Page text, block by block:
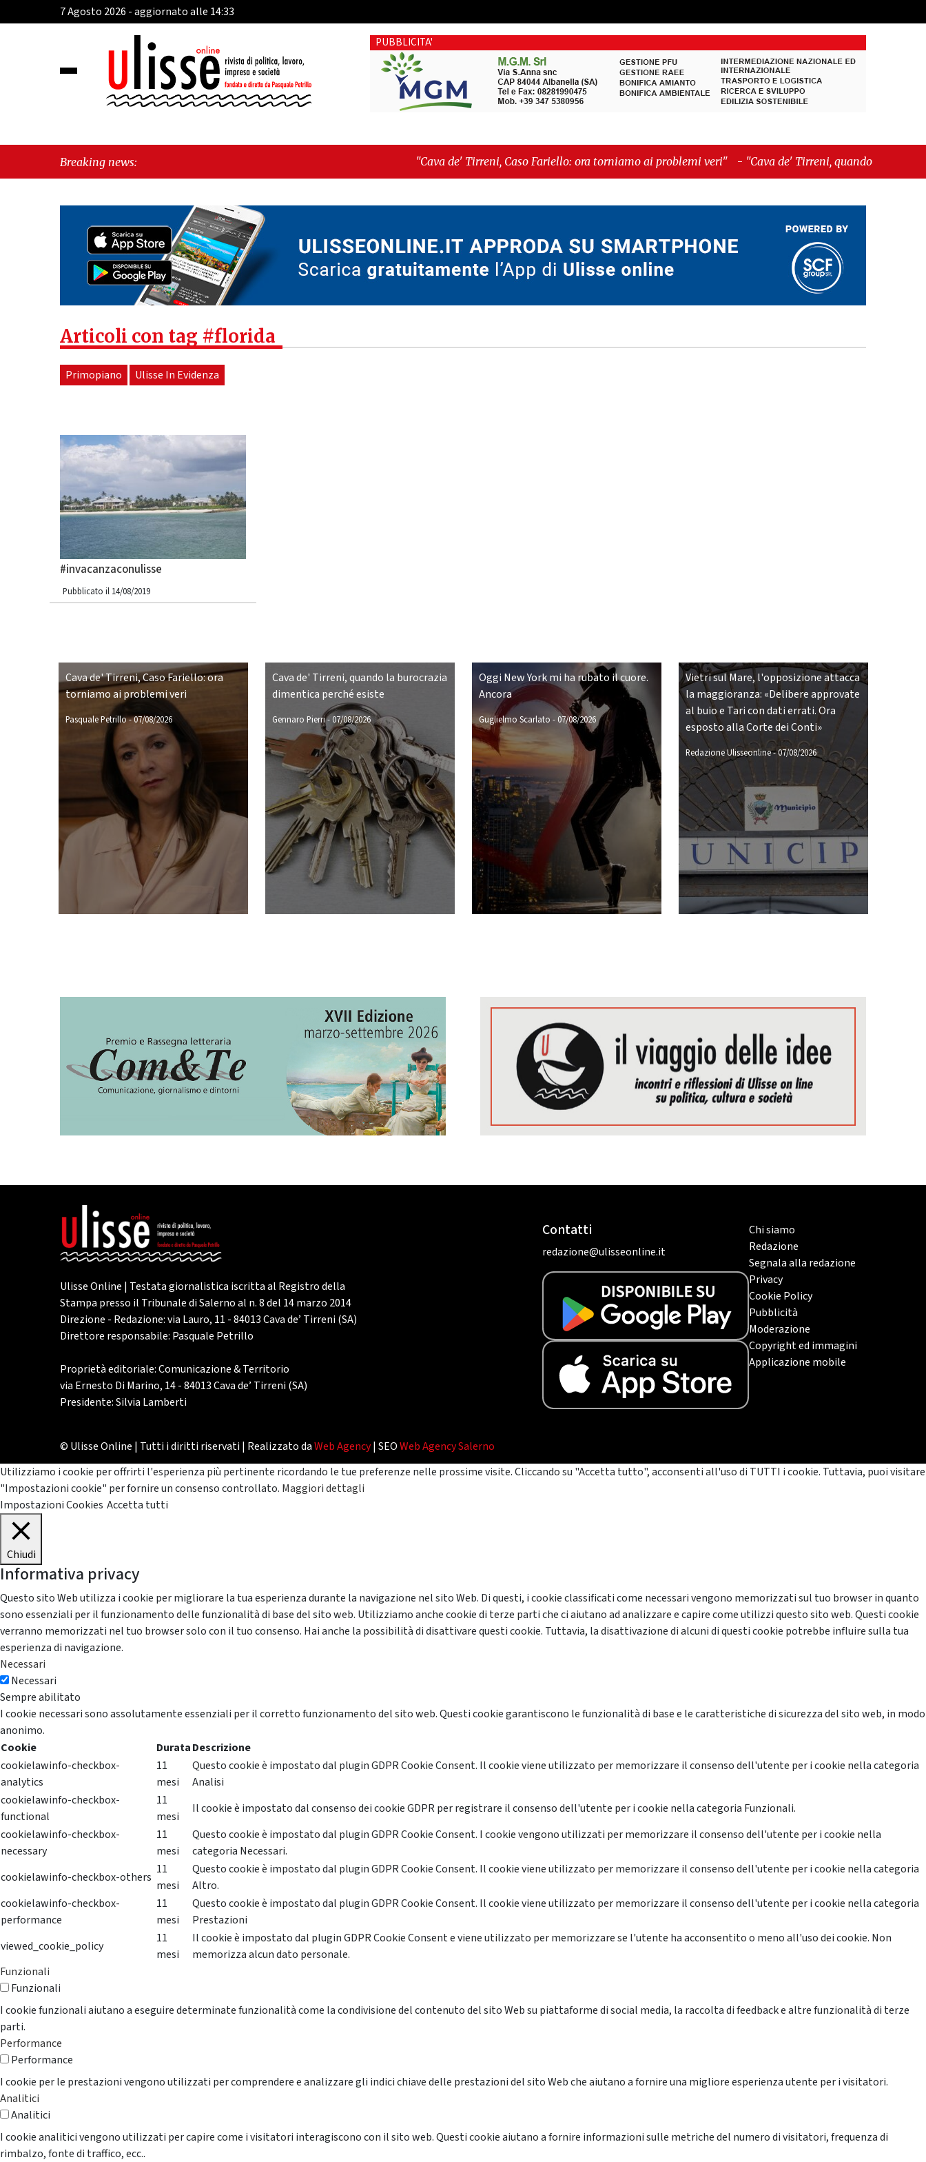
7 Agosto 2026 - aggiornato alle 14:33
PUBBLICITA'
Breaking news: "Cava de' Tirreni, Caso Fariello: ora torniamo ai problemi veri" -"Cava de' Tirreni, quando la burocrazia
dimentica perché esiste"
Articoli con tag #florida
Primopiano Ulisse In Evidenza
#invacanzaconulisse
Pubblicato il 14/08/2019
Cava de' Tirreni, Caso Fariello: ora
torniamo ai problemi veri
Pasquale Petrillo-07/08/2026
Cava de' Tirreni, quando la burocrazia
dimentica perché esiste
Gennaro Pierri- 07/08/2026
Oggi New York mi ha rubato il cuore.
Ancora
Guglielmo Scarlato -07/08/2026
Vietri sul Mare, l'opposizione attacca
la maggioranza: «Delibere approvate
al buio e Tari con dati errati. Ora
esposto alla Corte dei Conti»
Redazione Ulisseonline-07/08/2026
Ulisse Online | Testata giornalistica iscritta al Registro della
Stampa presso il Tribunale di Salerno al n. 8 del 14 marzo 2014
Direzione - Redazione: via Lauro, 11 - 84013 Cava de’ Tirreni (SA)
Direttore responsabile: Pasquale Petrillo
Proprietà editoriale: Comunicazione & Territorio
via Ernesto Di Marino, 14 - 84013 Cava de’ Tirreni (SA)
Presidente: Silvia Lamberti
Contatti
redazione@ulisseonline.it
Chi siamo
Redazione
Segnala alla redazione
Privacy
Cookie Policy
Pubblicità
Moderazione
Copyright ed immagini
Applicazione mobile
© Ulisse Online | Tutti i diritti riservati | Realizzato daWeb Agency| SEOWeb Agency Salerno
Utilizziamo i cookie per offrirti l'esperienza più pertinente ricordando le tue preferenze nelle prossime visite. Cliccando su "Accetta tutto", acconsenti all'uso di TUTTI i cookie. Tuttavia, puoi visitare
"Impostazioni cookie" per fornire un consenso controllato. Maggiori dettagli
Impostazioni Cookies Accetta tutti
Chiudi
Informativa privacy
Questo sito Web utilizza i cookie per migliorare la tua esperienza durante la navigazione nel sito Web. Di questi, i cookie classificati come necessari vengono memorizzati sul tuo browser in quanto
sono essenziali per il funzionamento delle funzionalità di base del sito web. Utilizziamo anche cookie di terze parti che ci aiutano ad analizzare e capire come utilizzi questo sito web. Questi cookie
verranno memorizzati nel tuo browser solo con il tuo consenso. Hai anche la possibilità di disattivare questi cookie. Tuttavia, la disattivazione di alcuni di questi cookie potrebbe influire sulla tua
esperienza di navigazione.
Necessari
Necessari
Sempre abilitato
I cookie necessari sono assolutamente essenziali per il corretto funzionamento del sito web. Questi cookie garantiscono le funzionalità di base e le caratteristiche di sicurezza del sito web, in modo
anonimo.
Cookie
DurataDescrizione
cookielawinfo-checkbox-
analytics
11
mesi
Questo cookie è impostato dal plugin GDPR Cookie Consent. Il cookie viene utilizzato per memorizzare il consenso dell'utente per i cookie nella categoria
Analisi
cookielawinfo-checkbox-
functional
11
mesi
Il cookie è impostato dal consenso dei cookie GDPR per registrare il consenso dell'utente per i cookie nella categoria Funzionali.
cookielawinfo-checkbox-
necessary
11
mesi
Questo cookie è impostato dal plugin GDPR Cookie Consent. I cookie vengono utilizzati per memorizzare il consenso dell'utente per i cookie nella
categoria Necessari.
cookielawinfo-checkbox-others
11
mesi
Questo cookie è impostato dal plugin GDPR Cookie Consent. Il cookie viene utilizzato per memorizzare il consenso dell'utente per i cookie nella categoria
Altro.
cookielawinfo-checkbox-
performance
11
mesi
Questo cookie è impostato dal plugin GDPR Cookie Consent. Il cookie viene utilizzato per memorizzare il consenso dell'utente per i cookie nella categoria
Prestazioni
viewed_cookie_policy
11
mesi
Il cookie è impostato dal plugin GDPR Cookie Consent e viene utilizzato per memorizzare se l'utente ha acconsentito o meno all'uso dei cookie. Non
memorizza alcun dato personale.
Funzionali
Funzionali
I cookie funzionali aiutano a eseguire determinate funzionalità come la condivisione del contenuto del sito Web su piattaforme di social media, la raccolta di feedback e altre funzionalità di terze
parti.
Performance
Performance
I cookie per le prestazioni vengono utilizzati per comprendere e analizzare gli indici chiave delle prestazioni del sito Web che aiutano a fornire una migliore esperienza utente per i visitatori.
Analitici
Analitici
I cookie analitici vengono utilizzati per capire come i visitatori interagiscono con il sito web. Questi cookie aiutano a fornire informazioni sulle metriche del numero di visitatori, frequenza di
rimbalzo, fonte di traffico, ecc..